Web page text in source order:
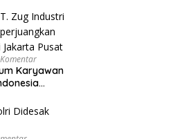
Karyawan
Hak
Negeri